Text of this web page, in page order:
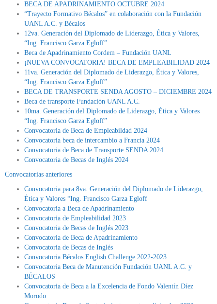
BECA DE APADRINAMIENTO OCTUBRE 2024
“Trayecto Formativo Bécalos” en colaboración con la Fundación
UANL A.C. y Bécalos
12va. Generación del Diplomado de Liderazgo, Ética y Valores,
“Ing. Francisco Garza Egloff”
Beca de Apadrinamiento Cordem – Fundación UANL
¡NUEVA CONVOCATORIA! BECA DE EMPLEABILIDAD 2024
11va. Generación del Diplomado de Liderazgo, Ética y Valores,
“Ing. Francisco Garza Egloff”
BECA DE TRANSPORTE SENDA AGOSTO – DICIEMBRE 2024
Beca de transporte Fundación UANL A.C.
10ma. Generación del Diplomado de Liderazgo, Ética y Valores
“Ing. Francisco Garza Egloff”
Convocatoria de Beca de Empleabildad 2024
Convocatoria beca de intercambio a Francia 2024
Convocatoria de Beca de Transporte SENDA 2024
Convocatoria de Becas de Inglés 2024
Convocatorias anteriores
Convocatoria para 8va. Generación del Diplomado de Liderazgo,
Ética y Valores “Ing. Francisco Garza Egloff
Convocatoria a Beca de Apadrinamiento
Convocatoria de Empleabilidad 2023
Convocatoria de Becas de Inglés 2023
Convocatoria de Beca de Apadrinamiento
Convocatoria de Becas de Inglés
Convocatoria Bécalos English Challenge 2022-2023
Convocatoria Beca de Manutención Fundación UANL A.C. y
BÉCALOS
Convocatoria de Beca a la Excelencia de Fondo Valentín Díez
Morodo